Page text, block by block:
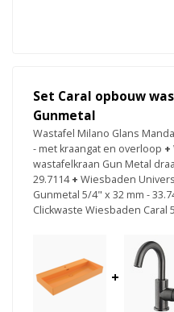
Set Caral opbouw
Gunmetal
Wastafel Milano Glans
- met kraangat en overloop +
wastafelkraan Gun Metal
29.7114 + Wiesbaden
Gunmetal 5/4" x 32 mm -
Clickwaste Wiesbaden Caral
+